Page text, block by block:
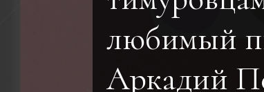
любимый
Аркадий